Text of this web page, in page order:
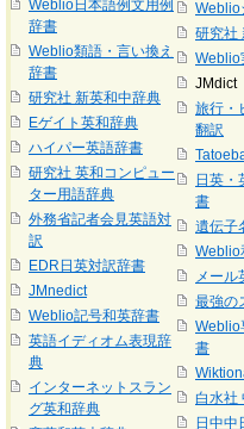
Weblio日本語例文用例
辞書
Weblio類語・言い換え
辞書
研究社 新英和中辞典
Eゲイト英和辞典
ハイパー英語辞書
研究社 英和コンピュー
ター用語辞典
外務省記者会見英語対
訳
EDR日英対訳辞書
JMnedict
Weblio記号和英辞書
英語イディオム表現辞
典
インターネットスラン
グ英和辞典
Weblio
研究社
Weblio
JMdict
旅行・
翻訳
日英・
書
遺伝子
Weblio
メール
最強の
Weblio
書
白水社
日中中